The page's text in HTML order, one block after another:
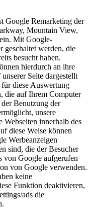
Google Remarketing der
Mountain View,
Mit Google-
geschaltet werden, die
besucht haben.
hierdurch an ihre
Seite dargestellt
diese Auswertung
die auf Ihrem Computer
Benutzung der
unsere
Webseiten innerhalb des
diese Weise können
Werbeanzeigen
sind, die der Besucher
von Google aufgerufen
von Google verwenden.
keine
Funktion deaktivieren,
ads die